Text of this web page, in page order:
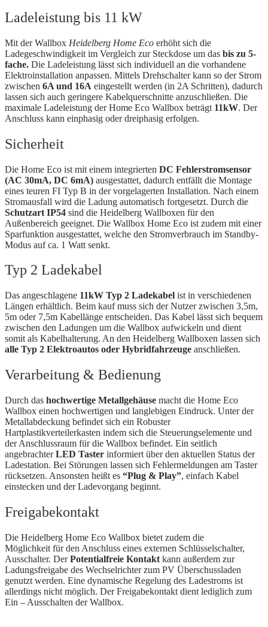
Ladeleistung bis 11 kW
Mit der Wallbox Heidelberg Home Eco erhöht sich die
Ladegeschwindigkeit im Vergleich zur Steckdose um das bis zu 5-
fache. Die Ladeleistung lässt sich individuell an die vorhandene
Elektroinstallation anpassen. Mittels Drehschalter kann so der Strom
zwischen 6A und 16A eingestellt werden (in 2A Schritten), dadurch
lassen sich auch geringere Kabelquerschnitte anzuschließen. Die
maximale Ladeleistung der Home Eco Wallbox beträgt 11kW. Der
Anschluss kann einphasig oder dreiphasig erfolgen.
Sicherheit
Die Home Eco ist mit einem integrierten DC Fehlerstromsensor
(AC 30mA, DC 6mA) ausgestattet, dadurch entfällt die Montage
eines teuren FI Typ B in der vorgelagerten Installation. Nach einem
Stromausfall wird die Ladung automatisch fortgesetzt. Durch die
Schutzart IP54 sind die Heidelberg Wallboxen für den
Außenbereich geeignet. Die Wallbox Home Eco ist zudem mit einer
Sparfunktion ausgestattet, welche den Stromverbrauch im Standby-
Modus auf ca. 1 Watt senkt.
Typ 2 Ladekabel
Das angeschlagene 11kW Typ 2 Ladekabel ist in verschiedenen
Längen erhältlich. Beim kauf muss sich der Nutzer zwischen 3,5m,
5m oder 7,5m Kabellänge entscheiden. Das Kabel lässt sich bequem
zwischen den Ladungen um die Wallbox aufwickeln und dient
somit als Kabelhalterung. An den Heidelberg Wallboxen lassen sich
alle Typ 2 Elektroautos oder Hybridfahrzeuge anschließen.
Verarbeitung & Bedienung
Durch das hochwertige Metallgehäuse macht die Home Eco
Wallbox einen hochwertigen und langlebigen Eindruck. Unter der
Metallabdeckung befindet sich ein Robuster
Hartplastikverteilerkasten indem sich die Steuerungselemente und
der Anschlussraum für die Wallbox befindet. Ein seitlich
angebrachterLED Taster informiert über den aktuellen Status der
Ladestation. Bei Störungen lassen sich Fehlermeldungen am Taster
rücksetzen. Ansonsten heißt es “Plug & Play”, einfach Kabel
einstecken und der Ladevorgang beginnt.
Freigabekontakt
Die Heidelberg Home Eco Wallbox bietet zudem die
Möglichkeit für den Anschluss eines externen Schlüsselschalter,
Ausschalter. DerPotentialfreie Kontakt kann außerdem zur
Ladungsfreigabe des Wechselrichter zum PV Überschussladen
genutzt werden. Eine dynamische Regelung des Ladestroms ist
allerdings nicht möglich. Der Freigabekontakt dient lediglich zum
Ein – Ausschalten der Wallbox.